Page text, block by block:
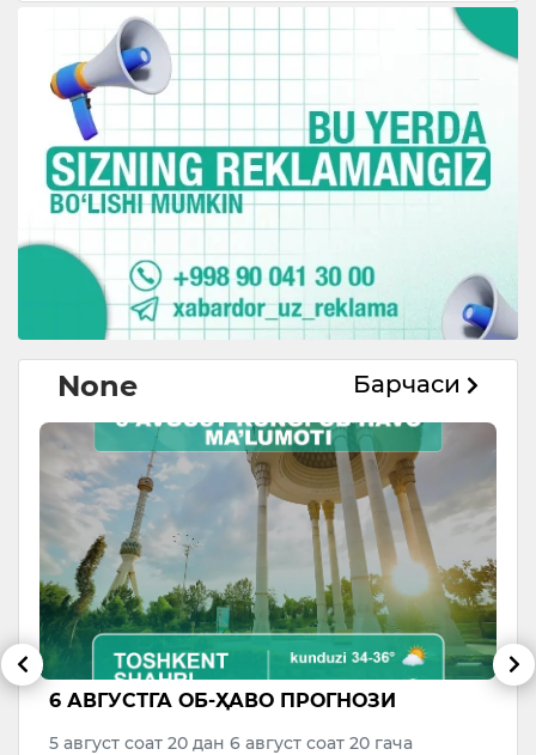
None Барчаси
6 АВГУСТГА ОБ-ҲАВО ПРОГНОЗИ
5 август соат 20 дан 6 август соат 20 гача